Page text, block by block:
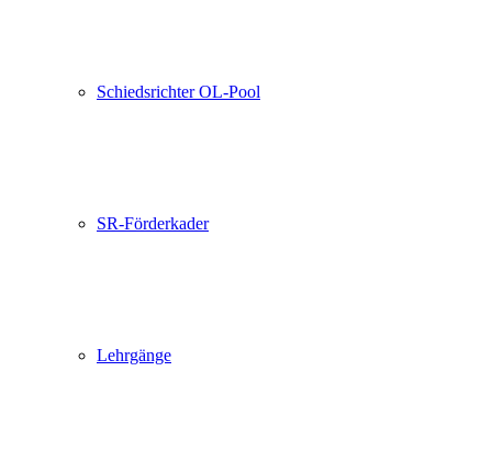
Schiedsrichter OL-Pool
SR-Förderkader
Lehrgänge